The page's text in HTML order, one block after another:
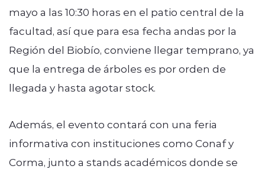
mayo a las 10:30 horas en el patio central de la
facultad, así que para esa fecha andas por la
Región del Biobío, conviene llegar temprano, ya
que la entrega de árboles es por orden de
llegada y hasta agotar stock.
Además, el evento contará con una feria
informativa con instituciones como Conaf y
Corma, junto a stands académicos donde se